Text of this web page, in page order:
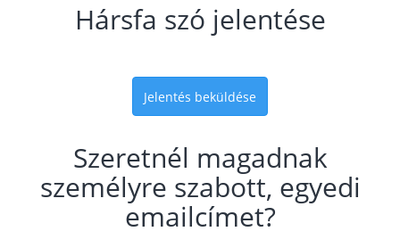
Hársfa szó jelentése
Jelentés beküldése
Szeretnél magadnak
személyre szabott, egyedi
emailcímet?